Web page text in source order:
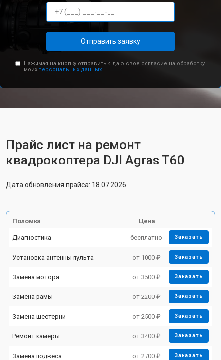
Отправить заявку
Нажимая на кнопку отправить я даю свое согласие на обработку
моих персональных данных.
Прайс лист на ремонт
квадрокоптера DJI Agras T60
Дата обновления прайса: 18.07.2026
Поломка Цена
Диагностика бесплатно Заказать
Установка антенны пульта от 1000 ₽ Заказать
Замена мотора от 3500 ₽ Заказать
Замена рамы от 2200 ₽ Заказать
Замена шестерни от 2500 ₽ Заказать
Ремонт камеры от 3400 ₽ Заказать
Замена подвеса от 2700 ₽ Заказать